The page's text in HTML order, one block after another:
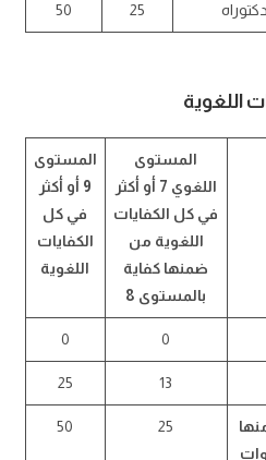
25
50
اللغوية
المستوى
اللغوي 7 أو أكثر
في كل الكفايات
اللغوية من
ضمنها كفاية
بالمستوى 8
المستوى
9 أو أكثر
في كل
الكفايات
اللغوية
0
0
13
25
25
50